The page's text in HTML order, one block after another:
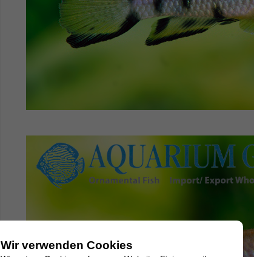
Wir verwenden Cookies